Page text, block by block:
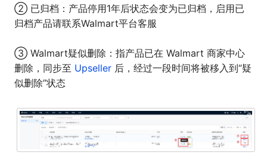
② 已归档：产品停用1年后状态会变为已归档，启用已
归档产品请联系Walmart平台客服
③ Walmart疑似删除：指产品已在 Walmart 商家中心
删除，同步至 Upseller 后，经过一段时间将被移入到“疑
似删除”状态